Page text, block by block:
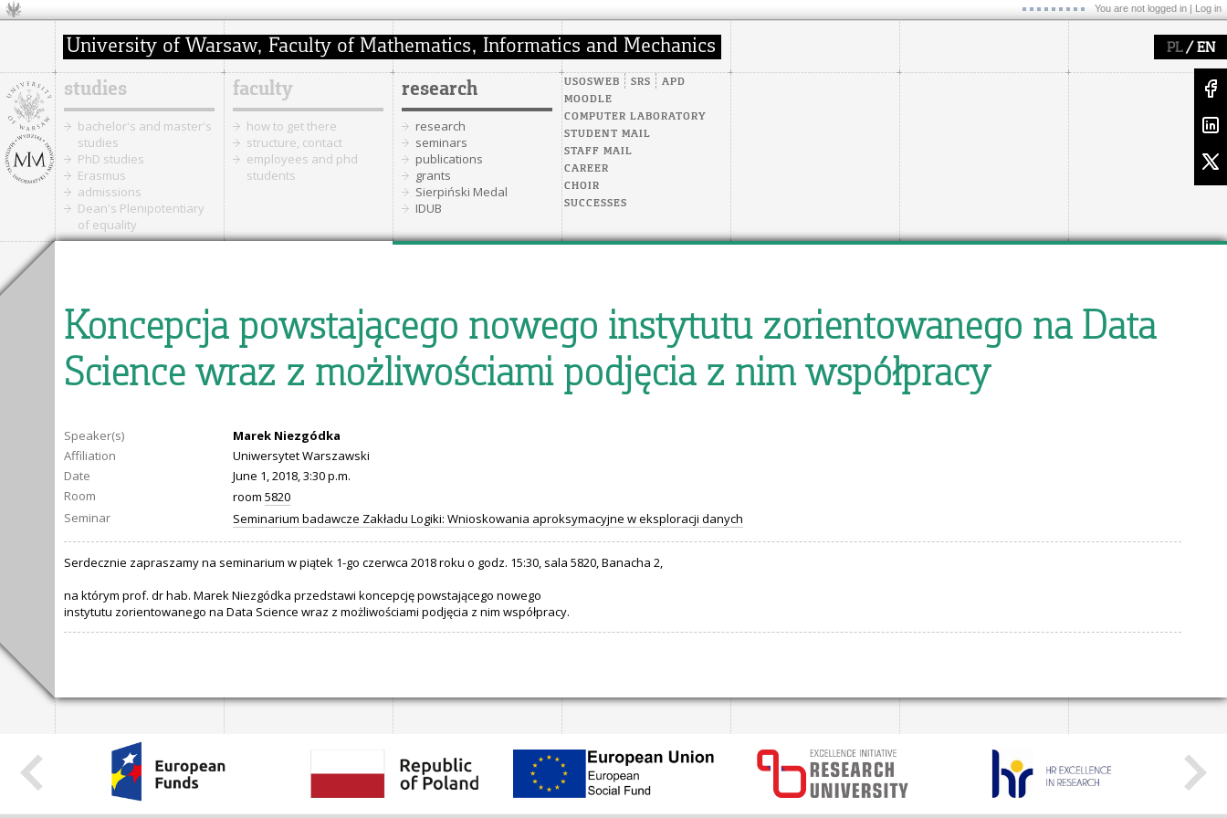
You are not logged in | Log in
PL/ EN
studies
bachelor's and master's
studies
PhD studies
Erasmus
admissions
Dean's Plenipotentiary
of equality
faculty
how to get there
structure, contact
employees and phd
students
research
research
seminars
publications
grants
Sierpiński Medal
IDUB
USOSWEB SRS
APD
MOODLE
COMPUTER LABORATORY
STUDENT MAIL
STAFF MAIL
CAREER
CHOIR
SUCCESSES
Koncepcja powstającego nowego instytutu zorientowanego na Data
Science wraz z możliwościami podjęcia z nim współpracy
Speaker(s)
Marek Niezgódka
Affiliation
Uniwersytet Warszawski
Date
June 1, 2018, 3:30 p.m.
Room
room 5820
Seminar
Seminarium badawcze Zakładu Logiki: Wnioskowania aproksymacyjne w eksploracji danych
Serdecznie zapraszamy na seminarium w piątek 1-go czerwca 2018 roku o godz. 15:30, sala 5820, Banacha 2,
na którym prof. dr hab. Marek Niezgódka przedstawi koncepcję powstającego nowego
instytutu zorientowanego na Data Science wraz z możliwościami podjęcia z nim współpracy.